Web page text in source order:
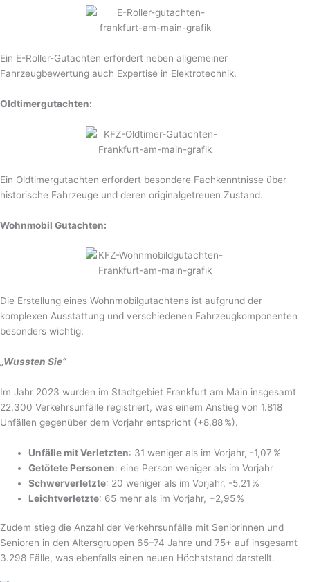
Ein E-Roller-Gutachten erfordert neben allgemeiner
Fahrzeugbewertung auch Expertise in Elektrotechnik.
Oldtimergutachten:
Ein Oldtimergutachten erfordert besondere Fachkenntnisse über
historische Fahrzeuge und deren originalgetreuen Zustand.
Wohnmobil Gutachten:
Die Erstellung eines Wohnmobilgutachtens ist aufgrund der
komplexen Ausstattung und verschiedenen Fahrzeugkomponenten
besonders wichtig.
„Wussten Sie“
Im Jahr 2023 wurden im Stadtgebiet Frankfurt am Main insgesamt
22.300 Verkehrsunfälle registriert, was einem Anstieg von 1.818
Unfällen gegenüber dem Vorjahr entspricht (+8,88 %).
Unfälle mit Verletzten: 31 weniger als im Vorjahr, -1,07 %
Getötete Personen: eine Person weniger als im Vorjahr
Schwerverletzte: 20 weniger als im Vorjahr, -5,21 %
Leichtverletzte: 65 mehr als im Vorjahr, +2,95 %
Zudem stieg die Anzahl der Verkehrsunfälle mit Seniorinnen und
Senioren in den Altersgruppen 65–74 Jahre und 75+ auf insgesamt
3.298 Fälle, was ebenfalls einen neuen Höchststand darstellt.